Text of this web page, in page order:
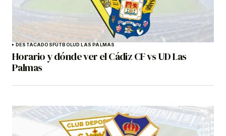
DESTACADOSFÚTBOLUD LAS PALMAS
Horario y dónde ver el Cádiz CF vs UD Las
Palmas